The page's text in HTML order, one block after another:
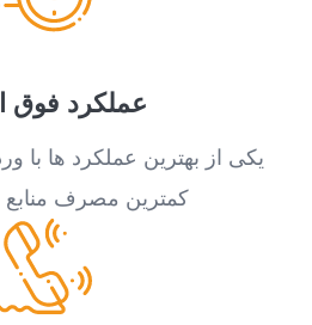
عملکرد فوق
یکی از بهترین عملکرد ها با
کمترین مصرف